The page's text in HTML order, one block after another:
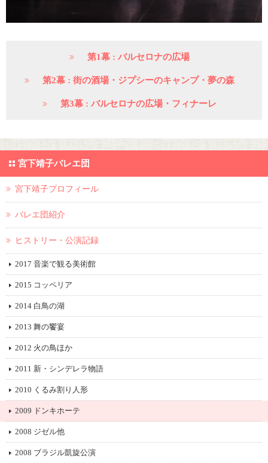
第1幕 : バルセロナの広場
第2幕 : 街の酒場・ジプシーのキャンプ・夢の森
第3幕 : バルセロナの広場・フィナーレ
宮下靖子バレエ団
宮下靖子プロフィール
バレエ団紹介
ヒストリー・公演記録
2017 音楽で観る美術館
2015 コッペリア
2014 白鳥の湖
2013 舞の饗宴
2012 火の鳥ほか
2011 新・シンデレラ物語
2010 くるみ割り人形
2009 ドンキホーテ
2008 ジゼル他
2008 ブラジル凱旋公演